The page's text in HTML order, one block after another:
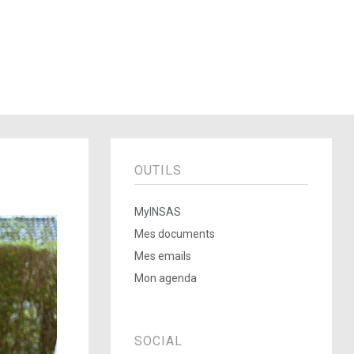
OUTILS
MyINSAS
Mes documents
Mes emails
Mon agenda
SOCIAL